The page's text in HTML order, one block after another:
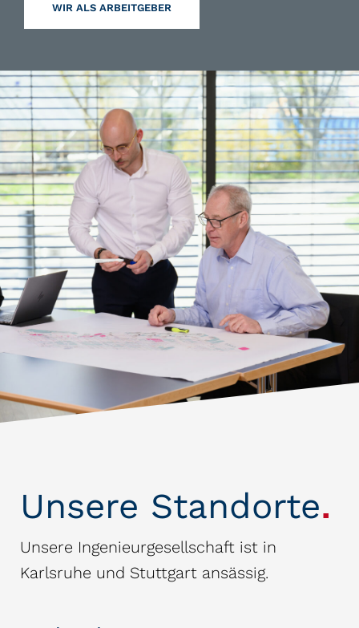
WIR ALS ARBEITGEBER
Unsere Standorte.
Unsere Ingenieurgesellschaft ist in
Karlsruhe und Stuttgart ansässig.